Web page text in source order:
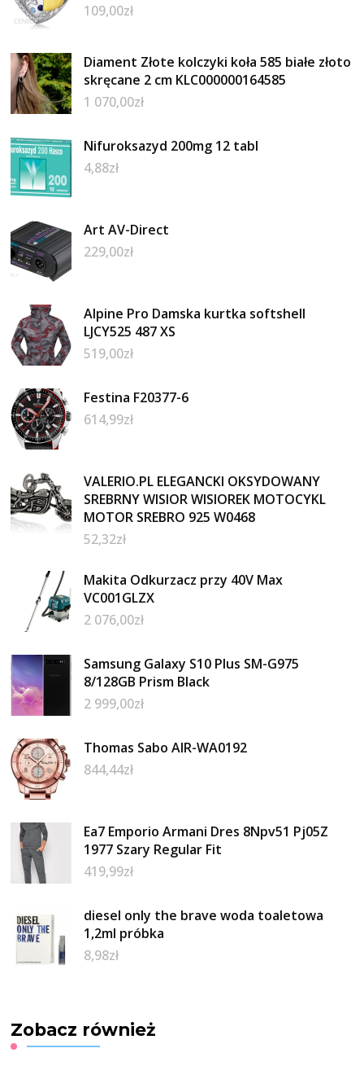
109,00zł
Diament Złote kolczyki koła 585 białe złoto
skręcane 2 cm KLC000000164585
1 070,00zł
Nifuroksazyd 200mg 12 tabl
4,88zł
Art AV-Direct
229,00zł
Alpine Pro Damska kurtka softshell
LJCY525 487 XS
519,00zł
Festina F20377-6
614,99zł
VALERIO.PL ELEGANCKI OKSYDOWANY
SREBRNY WISIOR WISIOREK MOTOCYKL
MOTOR SREBRO 925 W0468
52,32zł
Makita Odkurzacz przy 40V Max
VC001GLZX
2 076,00zł
Samsung Galaxy S10 Plus SM-G975
8/128GB Prism Black
2 999,00zł
Thomas Sabo AIR-WA0192
844,44zł
Ea7 Emporio Armani Dres 8Npv51 Pj05Z
1977 Szary Regular Fit
419,99zł
diesel only the brave woda toaletowa
1,2ml próbka
8,98zł
Zobacz również